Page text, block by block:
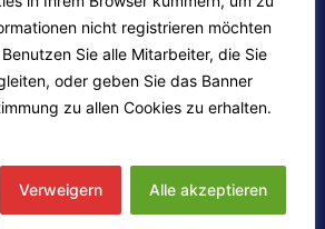
nicht registrieren möchten
Sie alle Mitarbeiter, die Sie
oder geben Sie das Banner
zu allen Cookies zu erhalten.
Verweigern Alle akzeptieren
Seguici su: